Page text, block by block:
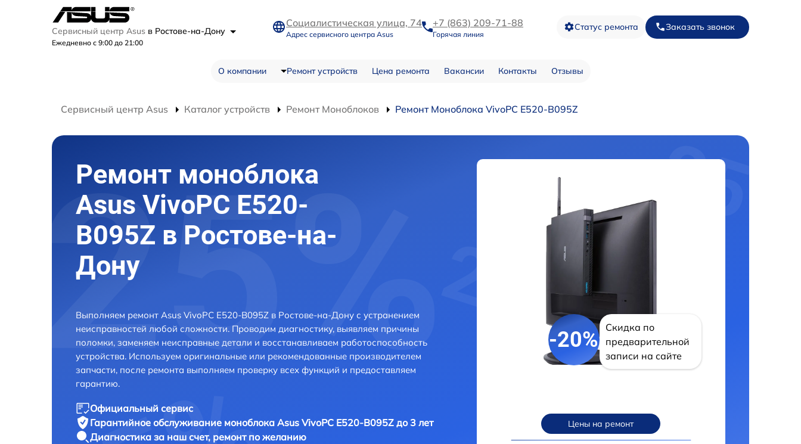
Сервисный центр Asus в Ростове-на-Дону
Ежедневно с 9:00 до 21:00
Социалистическая улица, 74
Адрес сервисного центра Asus
+7 (863) 209-71-88
Горячая линия
Статус ремонта Заказать звонок
О компании Ремонт устройств Цена ремонта Вакансии Контакты Отзывы
Сервисный центр Asus Каталог устройств Ремонт Моноблоков Ремонт Моноблока VivoPC E520-B095Z
Ремонт моноблока
Asus VivoPC E520-
B095Z в Ростове-на-
Дону
Выполняем ремонт Asus VivoPC E520-B095Z в Ростове-на-Дону с устранением
неисправностей любой сложности. Проводим диагностику, выявляем причины
поломки, заменяем неисправные детали и восстанавливаем работоспособность
устройства. Используем оригинальные или рекомендованные производителем
запчасти, после ремонта выполняем проверку всех функций и предоставляем
гарантию.
Официальный сервис
Гарантийное обслуживание моноблока Asus VivoPC E520-B095Z до 3 лет
Диагностика за наш счет, ремонт по желанию
-20%
Скидка по
предварительной
записи на сайте
Цены на ремонт